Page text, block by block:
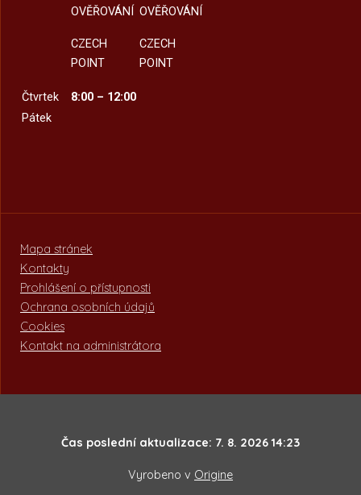
OVĚŘOVÁNÍ
CZECH
POINT
OVĚŘOVÁNÍ
CZECH
POINT
Čtvrtek
8:00 – 12:00
Pátek
Mapa stránek
Kontakty
Prohlášení o přístupnosti
Ochrana osobních údajů
Cookies
Kontakt na administrátora
Čas poslední aktualizace: 7. 8. 2026 14:23
Vyrobeno v Origine